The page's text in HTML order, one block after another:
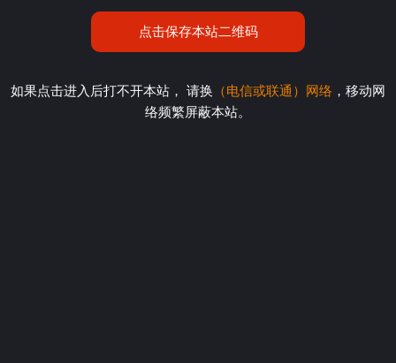
点击保存本站二维码
如果点击进入后打不开本站， 请换 （电信或联通）网络 ，移动网
络频繁屏蔽本站。